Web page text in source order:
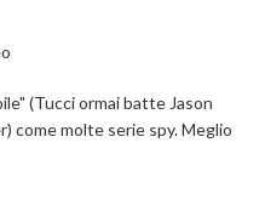
(Tucci ormai batte Jason
come molte serie spy. Meglio